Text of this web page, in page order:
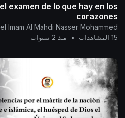
examen de lo que hay en los
corazones
Imam Al Mahdi Nasser Mohammed
15 المشاهدات
• منذ 2 سنوات